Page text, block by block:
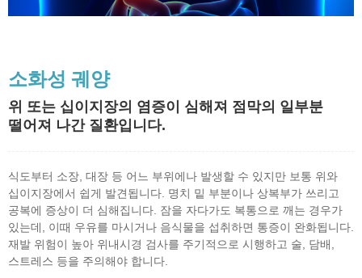
소화성 궤양
위 또는 십이지장의 염증이 심해져 점막의 일부분
떨어져 나간 질환입니다.
식도부터 소장, 대장 등 어느 부위에나 발생할 수 있지만 보통 위와
십이지장에서 쉽게 발견됩니다. 명치 밑 부분이나 상복부가 쓰리고
공복에 증상이 더 심해집니다. 잠을 자다가도 복통으로 깨는 경우가
있는데, 이때 우유를 마시거나 음식물을 섭취하면 통증이 완화됩니다.
재발 위험이 높아 위내시경 검사를 주기적으로 시행하고 술, 담배,
스트레스 등을 주의해야 합니다.